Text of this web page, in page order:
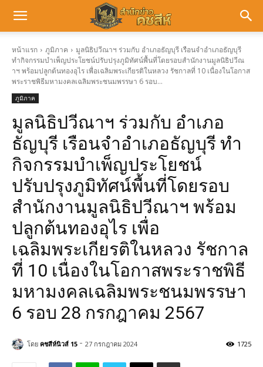
หน้าแรก ภูมิภาค
มูลนิธิปวีณาฯ ร่วมกับ อำเภอธัญบุรี เรือนจำอำเภอธัญบุรี
ทำกิจกรรมบำเพ็ญประโยชน์ปรับปรุงภูมิทัศน์พื้นที่โดยรอบสำนักงานมูลนิธิปวีณ
าฯ พร้อมปลูกต้นทองอุไร เพื่อเฉลิมพระเกียรติในหลวง รัชกาลที่ 10 เนื่องในโอกาส
พระราชพิธีมหามงคลเฉลิมพระชนมพรรษา 6 รอบ...
ภูมิภาค
มูลนิธิปวีณาฯ ร่วมกับ อำเภอ
ธัญบุรี เรือนจำอำเภอธัญบุรี ทำ
กิจกรรมบำเพ็ญประโยชน์
ปรับปรุงภูมิทัศน์พื้นที่โดยรอบ
สำนักงานมูลนิธิปวีณาฯ พร้อม
ปลูกต้นทองอุไร เพื่อ
เฉลิมพระเกียรติในหลวง รัชกาล
ที่ 10 เนื่องในโอกาสพระราชพิธี
มหามงคลเฉลิมพระชนมพรรษา
6 รอบ 28 กรกฎาคม 2567
1725
โดย คชสีห์นิวส์ 15 - 27 กรกฎาคม 2024